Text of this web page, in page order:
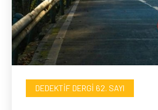
DEDEKTIF DERGI 62. SAYI